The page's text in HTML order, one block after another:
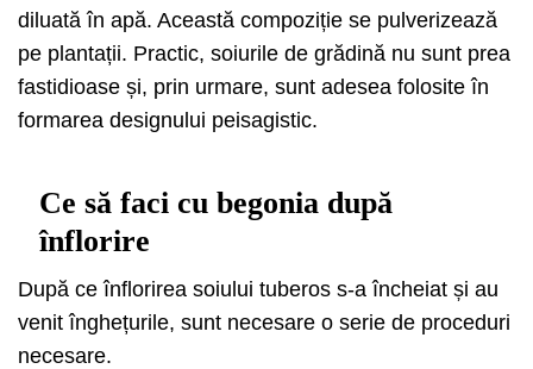
diluată în apă. Această compoziție se pulverizează
pe plantații. Practic, soiurile de grădină nu sunt prea
fastidioase și, prin urmare, sunt adesea folosite în
formarea designului peisagistic.
Ce să faci cu begonia după
înflorire
După ce înflorirea soiului tuberos s-a încheiat și au
venit înghețurile, sunt necesare o serie de proceduri
necesare.